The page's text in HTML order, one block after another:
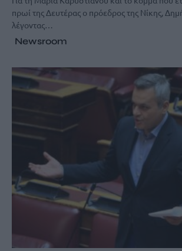
πρωί της Δευτέρας ο πρόεδρος της Νίκης,
λέγοντας…
Newsroom